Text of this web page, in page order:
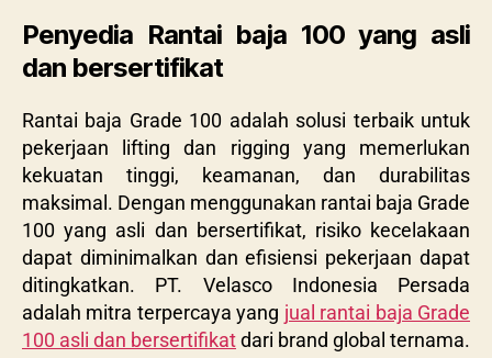
Penyedia Rantai baja 100 yang asli
dan bersertifikat
Rantai baja Grade 100 adalah solusi terbaik untuk
pekerjaan lifting dan rigging yang memerlukan
kekuatan tinggi, keamanan, dan durabilitas
maksimal. Dengan menggunakan rantai baja Grade
100 yang asli dan bersertifikat, risiko kecelakaan
dapat diminimalkan dan efisiensi pekerjaan dapat
ditingkatkan. PT. Velasco Indonesia Persada
adalah mitra terpercaya yang jual rantai baja Grade
100 asli dan bersertifikatdari brand global ternama.